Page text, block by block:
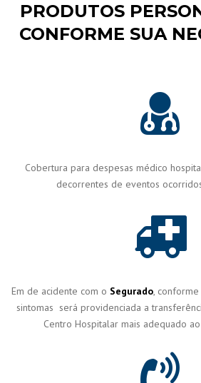
PRODUTOS
CONFORME SUA
Cobertura para despesas médico
decorrentes de eventos
Em de acidente com o Segurado,
sintomas será providenciada a
Centro Hospitalar mais adequado